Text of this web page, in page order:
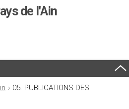
de l'Ain
› 05. PUBLICATIONS DES